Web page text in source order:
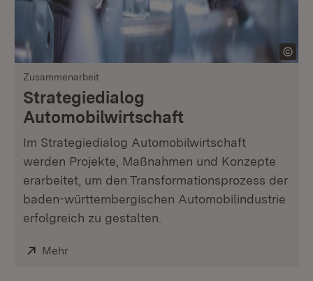
Zusammenarbeit
Strategiedialog
Automobilwirtschaft
Im Strategiedialog Automobilwirtschaft
werden Projekte, Maßnahmen und Konzepte
erarbeitet, um den Transformationsprozess der
baden-württembergischen Automobilindustrie
erfolgreich zu gestalten.
Extern:
Mehr(Öffnet in neuem Fenster)